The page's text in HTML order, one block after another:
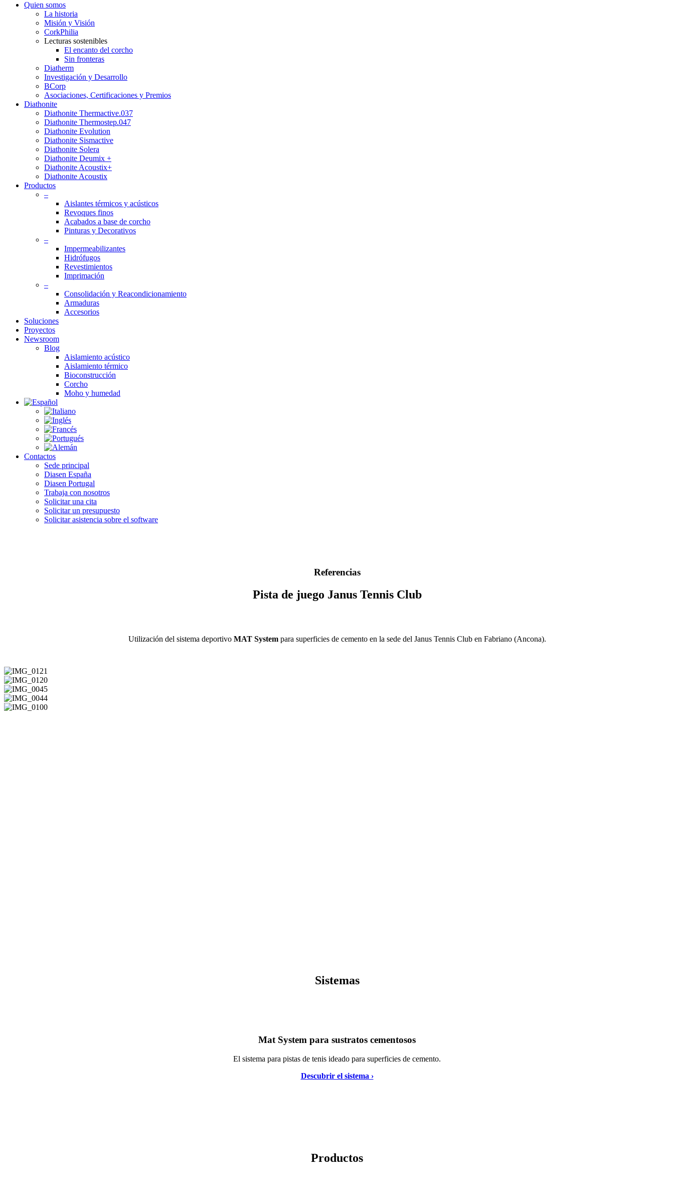
Quien somos
La historia
Misión y Visión
CorkPhilia
Lecturas sostenibles
El encanto del corcho
Sin fronteras
Diatherm
Investigación y Desarrollo
BCorp
Asociaciones, Certificaciones y Premios
Diathonite
Diathonite Thermactive.037
Diathonite Thermostep.047
Diathonite Evolution
Diathonite Sismactive
Diathonite Solera
Diathonite Deumix +
Diathonite Acoustix+
Diathonite Acoustix
Productos
–
Aislantes térmicos y acústicos
Revoques finos
Acabados a base de corcho
Pinturas y Decorativos
–
Impermeabilizantes
Hidrófugos
Revestimientos
Imprimación
–
Consolidación y Reacondicionamiento
Armaduras
Accesorios
Soluciones
Proyectos
Newsroom
Blog
Aislamiento acústico
Aislamiento térmico
Bioconstrucción
Corcho
Moho y humedad
Contactos
Sede principal
Diasen España
Diasen Portugal
Trabaja con nosotros
Solicitar una cita
Solicitar un presupuesto
Solicitar asistencia sobre el software
Referencias
Pista de juego Janus Tennis Club
Utilización del sistema deportivo MAT Systempara superficies de cemento en la sede del Janus Tennis Club en Fabriano (Ancona).
Sistemas
Mat System para sustratos cementosos
El sistema para pistas de tenis ideado para superficies de cemento.
Descubrir el sistema ›
Productos